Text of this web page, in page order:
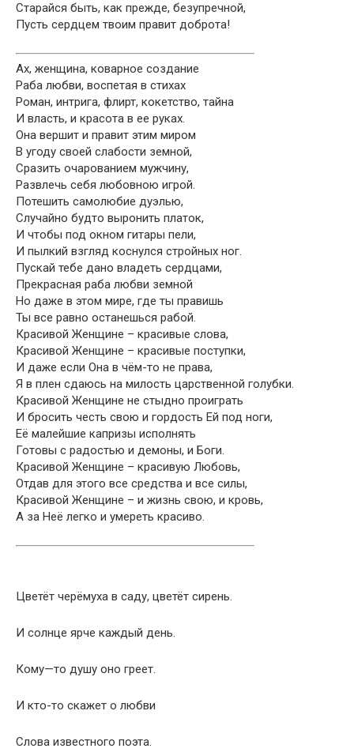
Старайся быть, как прежде, безупречной,
Пусть сердцем твоим правит доброта!
Ах, женщина, коварное создание
Раба любви, воспетая в стихах
Роман, интрига, флирт, кокетство, тайна
И власть, и красота в ее руках.
Она вершит и правит этим миром
В угоду своей слабости земной,
Сразить очарованием мужчину,
Развлечь себя любовною игрой.
Потешить самолюбие дуэлью,
Случайно будто выронить платок,
И чтобы под окном гитары пели,
И пылкий взгляд коснулся стройных ног.
Пускай тебе дано владеть сердцами,
Прекрасная раба любви земной
Но даже в этом мире, где ты правишь
Ты все равно останешься рабой.
Красивой Женщине – красивые слова,
Красивой Женщине – красивые поступки,
И даже если Она в чём-то не права,
Я в плен сдаюсь на милость царственной голубки.
Красивой Женщине не стыдно проиграть
И бросить честь свою и гордость Ей под ноги,
Её малейшие капризы исполнять
Готовы с радостью и демоны, и Боги.
Красивой Женщине – красивую Любовь,
Отдав для этого все средства и все силы,
Красивой Женщине – и жизнь свою, и кровь,
А за Неё легко и умереть красиво.
Цветёт черёмуха в саду, цветёт сирень.
И солнце ярче каждый день.
Кому—то душу оно греет.
И кто-то скажет о любви
Слова известного поэта.